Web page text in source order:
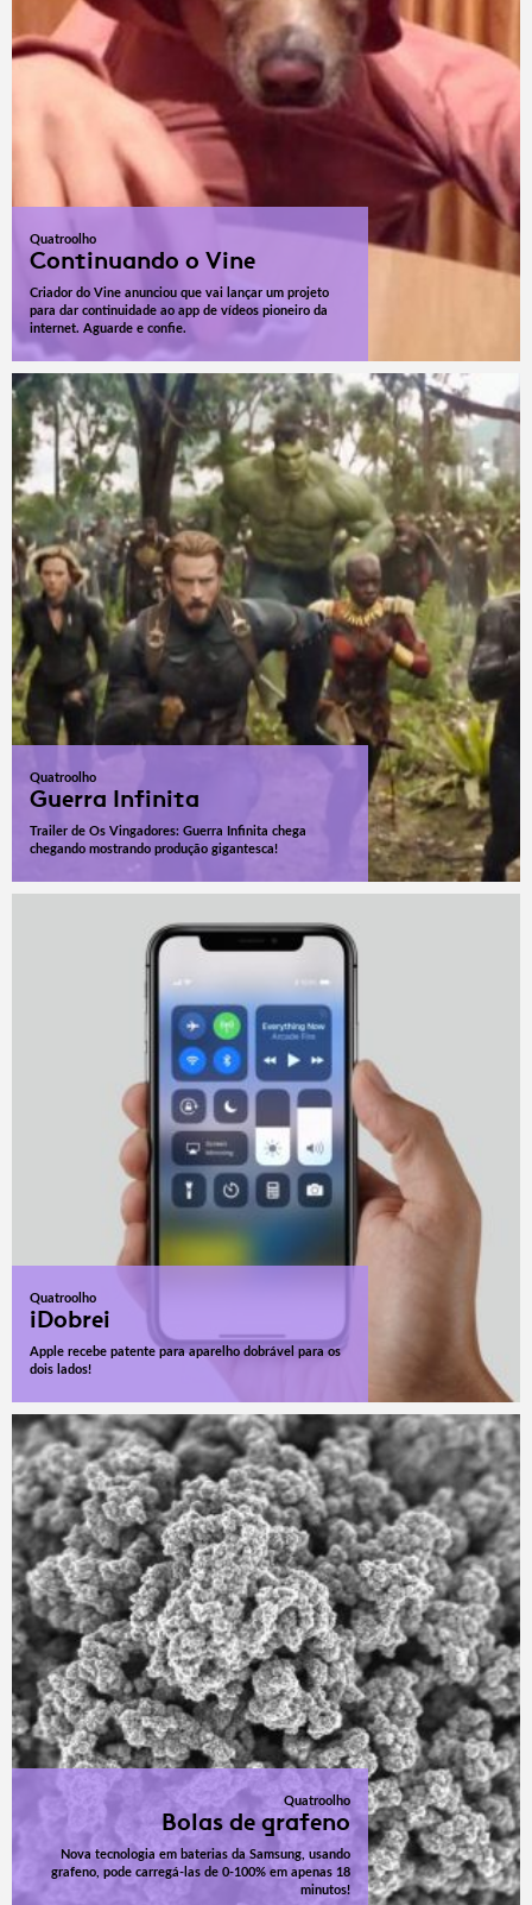
Quatroolho
Continuando o Vine
Criador do Vine anunciou que vai lançar um projeto
para dar continuidade ao app de vídeos pioneiro da
internet. Aguarde e confie.
Quatroolho
Guerra Infinita
Trailer de Os Vingadores: Guerra Infinita chega
chegando mostrando produção gigantesca!
Quatroolho
iDobrei
Apple recebe patente para aparelho dobrável para os
dois lados!
Quatroolho
Bolas de grafeno
Nova tecnologia em baterias da Samsung, usando
grafeno, pode carregá-las de 0-100% em apenas 18
minutos!